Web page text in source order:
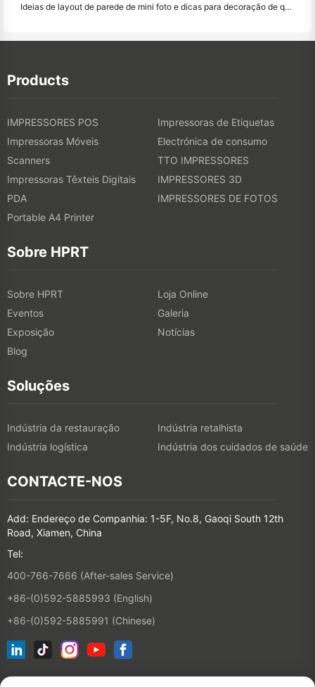
Ideias de layout de parede de mini foto e dicas para decoração de quarto e dormitório
Products
IMPRESSORES POS
Impressoras de Etiquetas
Impressoras Móveis
Electrónica de consumo
Scanners
TTO IMPRESSORES
Impressoras Têxteis Digitais
IMPRESSORES 3D
PDA
IMPRESSORES DE FOTOS
Portable A4 Printer
Sobre HPRT
Sobre HPRT
Loja Online
Eventos
Galeria
Exposição
Notícias
Blog
Soluções
Indústria da restauração
Indústria retalhista
Indústria logística
Indústria dos cuidados de saúde
CONTACTE-NOS
Add: Endereço de Companhia: 1-5F, No.8, Gaoqi South 12th
Road, Xiamen, China
Tel:
400-766-7666 (After-sales Service)
+86-(0)592-5885993 (English)
+86-(0)592-5885991 (Chinese)